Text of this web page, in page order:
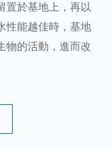
置於基地上，再以
性能越佳時，基地
物的活動，進而改